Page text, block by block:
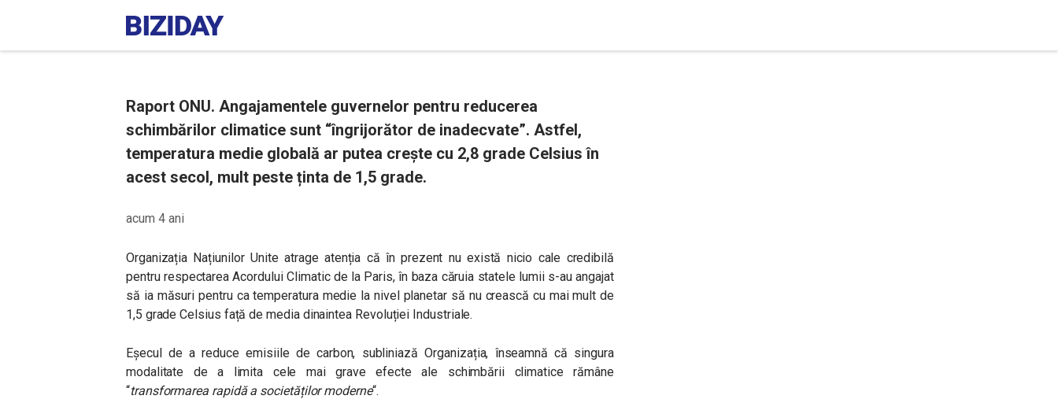
Raport ONU. Angajamentele guvernelor pentru reducerea
schimbărilor climatice sunt “îngrijorător de inadecvate”. Astfel,
temperatura medie globală ar putea crește cu 2,8 grade Celsius în
acest secol, mult peste ținta de 1,5 grade.
acum 4 ani
Organizația Națiunilor Unite atrage atenția că în prezent nu există nicio cale credibilă
pentru respectarea Acordului Climatic de la Paris, în baza căruia statele lumii s-au angajat
să ia măsuri pentru ca temperatura medie la nivel planetar să nu crească cu mai mult de
1,5 grade Celsius față de media dinaintea Revoluției Industriale.
Eșecul de a reduce emisiile de carbon, subliniază Organizația, înseamnă că singura
modalitate de a limita cele mai grave efecte ale schimbării climatice rămâne
“transformarea rapidă a societăților moderne“.